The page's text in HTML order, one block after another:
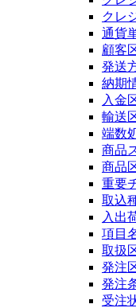
クレ
通貨
顧客
発送
納期
入金
輸送
端数
商品
商品
重要
取込
入出
項目
取扱
発注
発注
受注